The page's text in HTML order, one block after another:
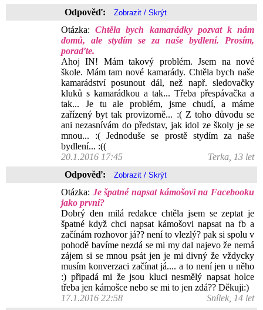
Odpověď:
Otázka:Chtěla bych kamarádky pozvat k nám
domů, ale stydím se za naše bydlení. Prosím,
poraďte.
Ahoj IN! Mám takový problém. Jsem na nové
škole. Mám tam nové kamarády. Chtěla bych naše
kamarádství posunout dál, než např. sledovačky
kluků s kamarádkou a tak... Třeba přespávačka a
tak... Je tu ale problém, jsme chudí, a máme
zařízený byt tak provizorně... :( Z toho důvodu se
ani nezasnívám do představ, jak idol ze školy je se
mnou... :( Jednoduše se prostě stydím za naše
bydlení... :((
20.1.2016 17:45
Terka, 13 let
Odpověď:
Otázka: Je špatné napsat kámošovi na Facebooku
jako první?
Dobrý den milá redakce chtěla jsem se zeptat je
špatné když chci napsat kámošovi napsat na fb a
začínám rozhovor já?? není to vlezlý? pak si spolu v
pohodě bavíme nezdá se mi my dal najevo že nemá
zájem si se mnou psát jen je mi divný že vždycky
musím konverzaci začínat já.... a to není jen u něho
:) připadá mi že jsou kluci nesmělý napsat holce
třeba jen kámošce nebo se mi to jen zdá?? Děkuji:)
17.1.2016 22:58
Snílek, 14 let